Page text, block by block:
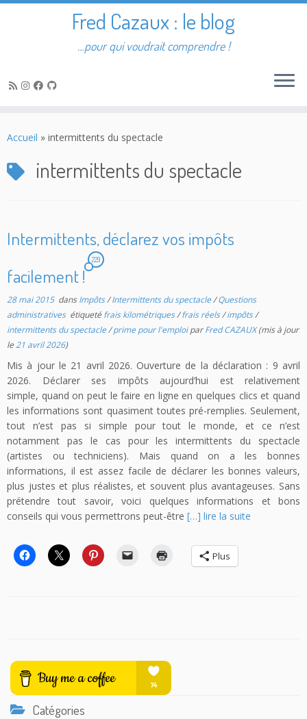
au
Fred Cazaux : le blog
…pour qui voudrait comprendre !
Accueil » intermittents du spectacle
intermittents du spectacle
Intermittents, déclarez vos impôts
facilement !
229
28 mai 2015dansImpôts/Intermittents du spectacle/Questions
administratives étiqueté frais kilométriques/frais réels/impôts/
intermittents du spectacle/prime pour l'emploiparFred CAZAUX(mis à jour
le21 avril 2026)
Mis à jour le 21 avril 2026. Ouverture de la déclaration : 9 avril
2026. Déclarer ses impôts aujourd’hui est relativement
simple, quand on peut le faire en ligne en quelques clics et quand
les informations sont quasiment toutes pré-remplies. Seulement,
tout n’est pas si simple pour tout le monde, et ce n’est
notamment pas le cas pour les intermittents du spectacle
(artistes ou techniciens). Mais quand on a les bonnes
informations, il est assez facile de déclarer les bonnes valeurs,
plus justes et plus réalistes, et souvent plus avantageuses. Sans
prétendre tout savoir, voici quelques informations et bons
conseils qui vous permettrons peut-être […] lire la suite
Plus
Catégories